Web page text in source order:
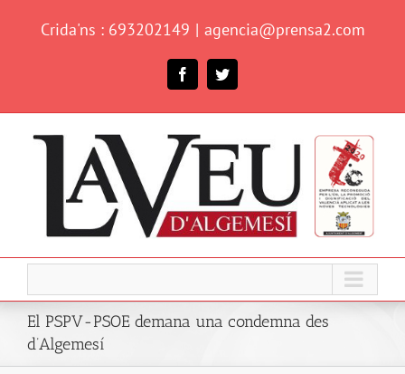
Crida'ns : 693202149 | agencia@prensa2.com
FacebookTwitter
El PSPV-PSOE demana una condemna des
d’Algemesí